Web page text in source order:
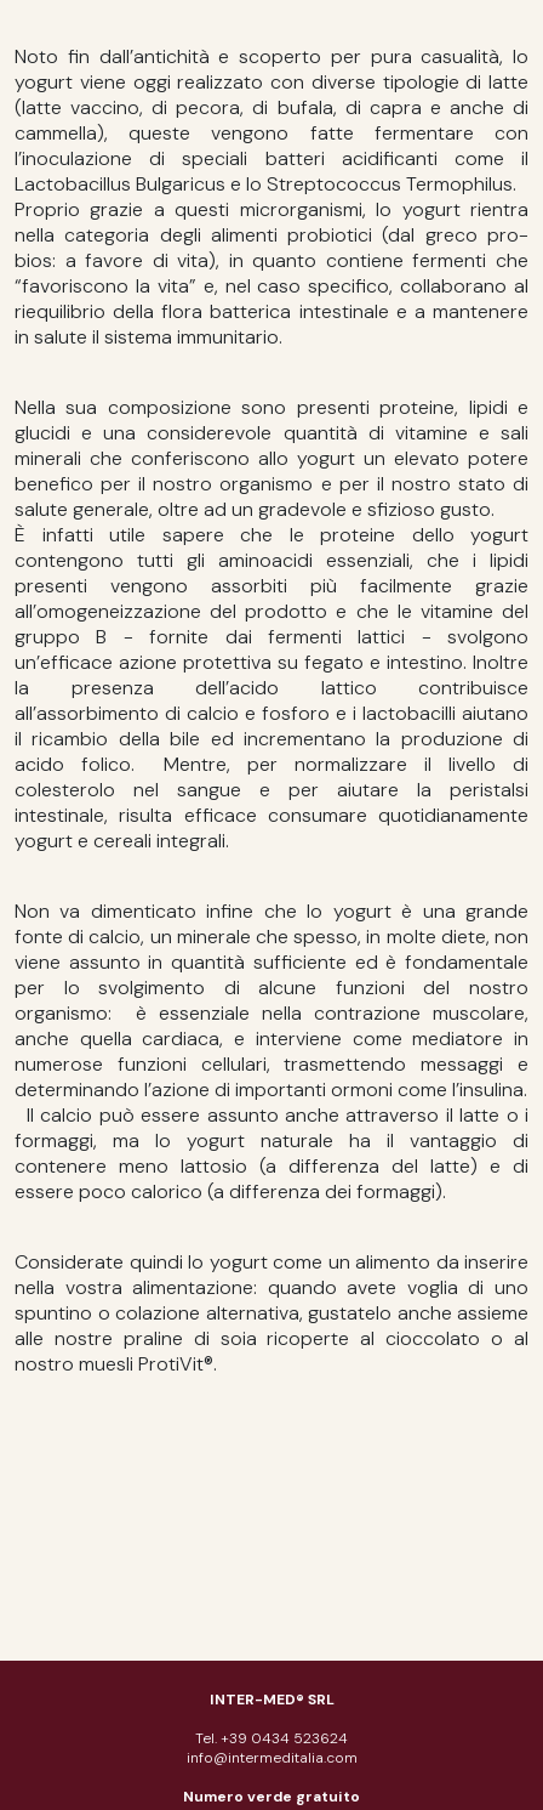
Noto fin dall’antichità e scoperto per pura casualità, lo
yogurt viene oggi realizzato con diverse tipologie di latte
(latte vaccino, di pecora, di bufala, di capra e anche di
cammella), queste vengono fatte fermentare con
l’inoculazione di speciali batteri acidificanti come il
Lactobacillus Bulgaricus e lo Streptococcus Termophilus.
Proprio grazie a questi microrganismi, lo yogurt rientra
nella categoria degli alimenti probiotici (dal greco pro-
bios: a favore di vita), in quanto contiene fermenti che
“favoriscono la vita” e, nel caso specifico, collaborano al
riequilibrio della flora batterica intestinale e a mantenere
in salute il sistema immunitario.
Nella sua composizione sono presenti proteine, lipidi e
glucidi e una considerevole quantità di vitamine e sali
minerali che conferiscono allo yogurt un elevato potere
benefico per il nostro organismo e per il nostro stato di
salute generale, oltre ad un gradevole e sfizioso gusto.
È infatti utile sapere che le proteine dello yogurt
contengono tutti gli aminoacidi essenziali, che i lipidi
presenti vengono assorbiti più facilmente grazie
all’omogeneizzazione del prodotto e che le vitamine del
gruppo B - fornite dai fermenti lattici - svolgono
un’efficace azione protettiva su fegato e intestino. Inoltre
la presenza dell’acido lattico contribuisce
all’assorbimento di calcio e fosforo e i lactobacilli aiutano
il ricambio della bile ed incrementano la produzione di
acido folico. Mentre, per normalizzare il livello di
colesterolo nel sangue e per aiutare la peristalsi
intestinale, risulta efficace consumare quotidianamente
yogurt e cereali integrali.
Non va dimenticato infine che lo yogurt è una grande
fonte di calcio, un minerale che spesso, in molte diete, non
viene assunto in quantità sufficiente ed è fondamentale
per lo svolgimento di alcune funzioni del nostro
organismo: è essenziale nella contrazione muscolare,
anche quella cardiaca, e interviene come mediatore in
numerose funzioni cellulari, trasmettendo messaggi e
determinando l’azione di importanti ormoni come l’insulina.
Il calcio può essere assunto anche attraverso il latte o i
formaggi, ma lo yogurt naturale ha il vantaggio di
contenere meno lattosio (a differenza del latte) e di
essere poco calorico (a differenza dei formaggi).
Considerate quindi lo yogurt come un alimento da inserire
nella vostra alimentazione: quando avete voglia di uno
spuntino o colazione alternativa, gustatelo anche assieme
alle nostre praline di soia ricoperte al cioccolato o al
nostro muesli ProtiVit®.
INTER-MED® SRL
Tel. +39 0434 523624
info@intermeditalia.com
Numero verde gratuito